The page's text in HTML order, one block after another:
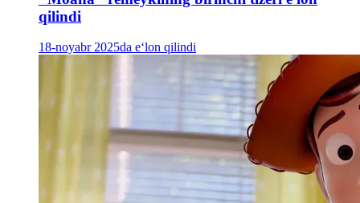
qilindi
18-noyabr 2025da e‘lon qilindi